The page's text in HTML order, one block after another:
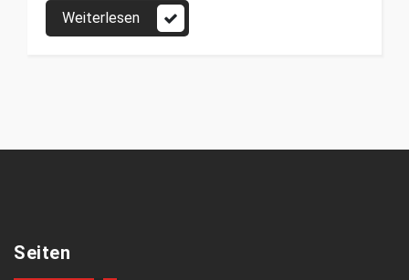
Weiterlesen
Seiten